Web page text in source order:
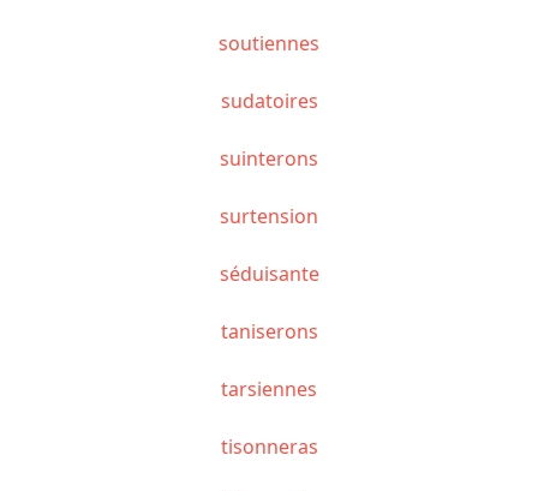
soutiennes
sudatoires
suinterons
surtension
séduisante
taniserons
tarsiennes
tisonneras